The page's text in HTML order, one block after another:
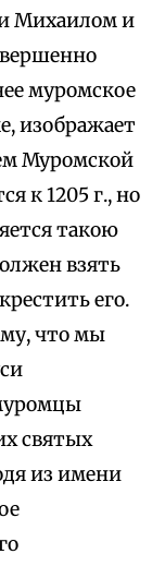
Михаилом и
муромское
изображает
Муромской
к 1205 г., но
такою
взять
его.
что мы
святых
из имени